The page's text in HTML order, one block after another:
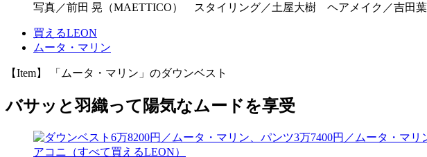
写真／前田 晃（MAETTICO） スタイリング／土屋大樹 ヘアメイク／吉田
買えるLEON
ムータ・マリン
【Item】 「ムータ・マリン」のダウンベスト
バサッと羽織って陽気なムードを享受